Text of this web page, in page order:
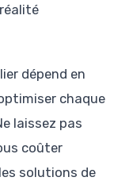
dépend en
chaque
laissez pas
coûter
solutions de